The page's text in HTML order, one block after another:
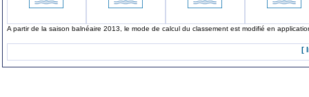
A partir de la saison balnéaire 2013, le mode de calcul du classement est modifié en
[